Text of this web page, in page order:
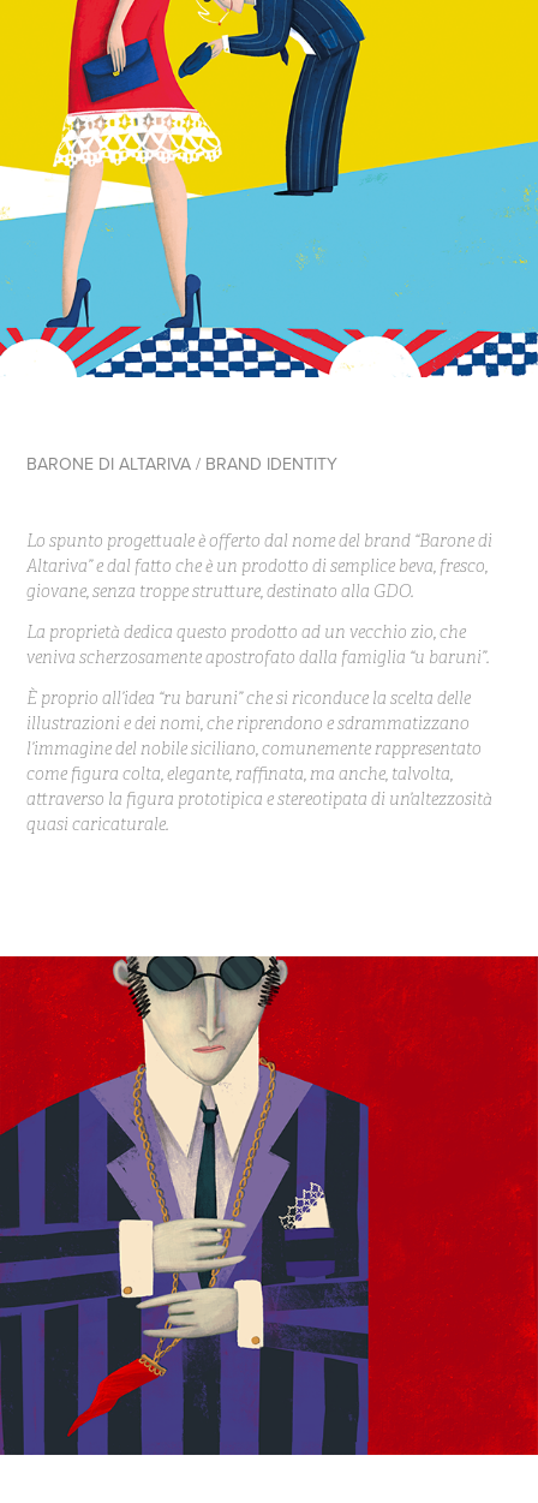
BARONE DI ALTARIVA / BRAND IDENTITY
Lo spunto progettuale è offerto dal nome del brand “Barone di
Altariva” e dal fatto che è un prodotto di semplice beva, fresco,
giovane, senza troppe strutture, destinato alla GDO.
La proprietà dedica questo prodotto ad un vecchio zio, che
veniva scherzosamente apostrofato dalla famiglia “u baruni”.
È proprio all’idea “ru baruni” che si riconduce la scelta delle
illustrazioni e dei nomi, che riprendono e sdrammatizzano
l’immagine del nobile siciliano, comunemente rappresentato
come figura colta, elegante, raffinata, ma anche, talvolta,
attraverso la figura prototipica e stereotipata di un’altezzosità
quasi caricaturale.